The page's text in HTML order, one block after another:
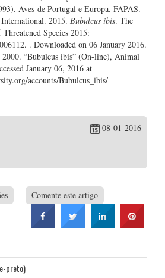
Aves de Portugal e Europa. FAPAS.
2015. Bubulcus ibis. The
Species 2015:
. Downloaded on 06 January 2016.
“Bubulcus ibis” (On-line), Animal
January 06, 2016 at
accounts/Bubulcus_ibis/
08-01-2016
Comente este artigo
preto)